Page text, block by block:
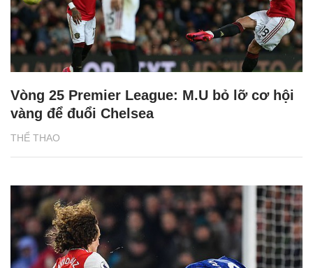
THỂ THAO
Vòng 25 Premier League: M.U bỏ lỡ cơ hội
vàng để đuổi Chelsea